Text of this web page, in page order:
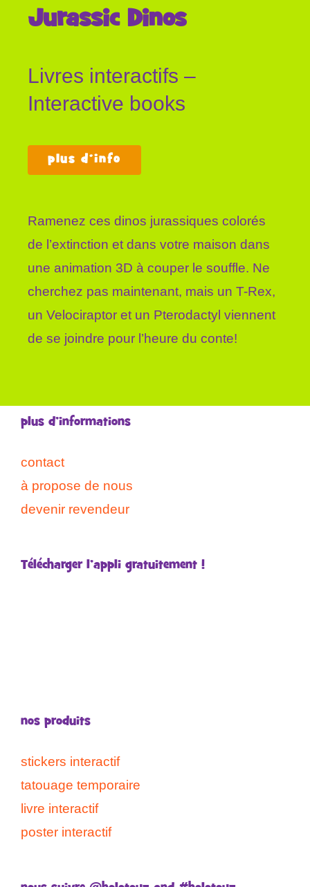
Jurassic Dinos
Livres interactifs –
Interactive books
plus d’info
Ramenez ces dinos jurassiques colorés
de l’extinction et dans votre maison dans
une animation 3D à couper le souffle. Ne
cherchez pas maintenant, mais un T-Rex,
un Velociraptor et un Pterodactyl viennent
de se joindre pour l’heure du conte!
plus d’informations
contact
à propose de nous
devenir revendeur
Télécharger l’appli gratuitement !
nos produits
stickers interactif
tatouage temporaire
livre interactif
poster interactif